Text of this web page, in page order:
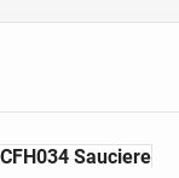
Sauciere